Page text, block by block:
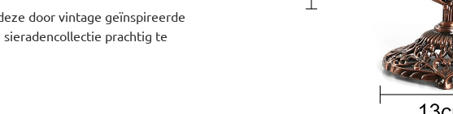
door vintage geïnspireerde
prachtig te